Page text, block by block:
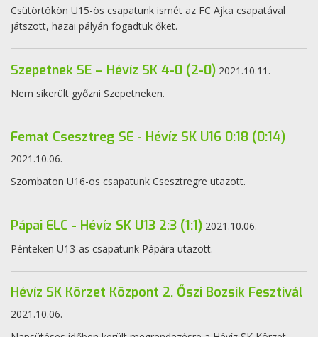
Csütörtökön U15-ös csapatunk ismét az FC Ajka csapatával
játszott, hazai pályán fogadtuk őket.
Szepetnek SE – Hévíz SK 4-0 (2-0) 2021.10.11.
Nem sikerült győzni Szepetneken.
Femat Csesztreg SE - Hévíz SK U16 0:18 (0:14)
2021.10.06.
Szombaton U16-os csapatunk Csesztregre utazott.
Pápai ELC - Hévíz SK U13 2:3 (1:1) 2021.10.06.
Pénteken U13-as csapatunk Pápára utazott.
Hévíz SK Körzet Központ 2. Őszi Bozsik Fesztivál
2021.10.06.